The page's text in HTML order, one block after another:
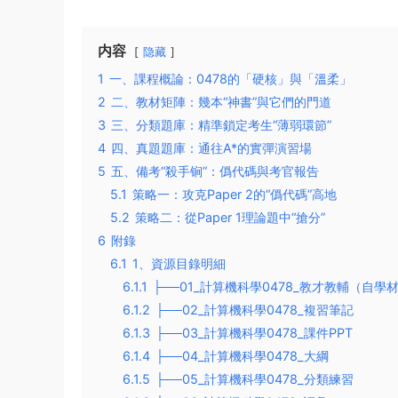
内容 隐藏
1 一、課程概論：0478的「硬核」與「溫柔」
2 二、教材矩陣：幾本“神書”與它們的門道
3 三、分類題庫：精準鎖定考生“薄弱環節”
4 四、真題題庫：通往A*的實彈演習場
5 五、備考“殺手锏”：僞代碼與考官報告
5.1 策略一：攻克Paper 2的“僞代碼”高地
5.2 策略二：從Paper 1理論題中“搶分”
6 附錄
6.1 1、資源目錄明細
6.1.1
├──01_計算機科學0478_教才教輔（自學
6.1.2
├──02_計算機科學0478_複習筆記
6.1.3
├──03_計算機科學0478_課件PPT
6.1.4
├──04_計算機科學0478_大綱
6.1.5
├──05_計算機科學0478_分類練習